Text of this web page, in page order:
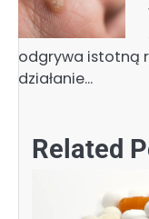
odgrywa istotną
działanie…
Related